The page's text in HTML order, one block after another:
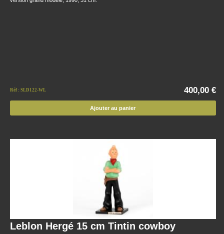
Réf : SLD122-WL 400,00 €
Ajouter au panier
Leblon Hergé 15 cm Tintin cowboy